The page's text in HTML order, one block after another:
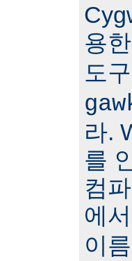
용
도
라.
를
컴
에서
이